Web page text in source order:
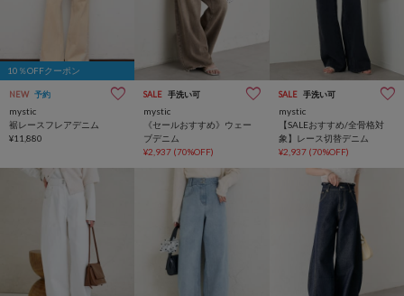
10％OFFクーポン
NEW 予約
mystic
裾レースフレアデニム
¥11,880
SALE 手洗い可
mystic
《セールおすすめ》ウェー
ブデニム
¥2,937 (70%OFF)
SALE 手洗い可
mystic
【SALEおすすめ/全骨格対
象】レース切替デニム
¥2,937 (70%OFF)